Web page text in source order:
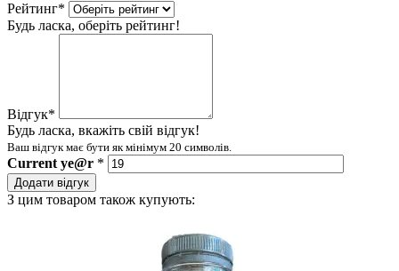
Рейтинг*
Будь ласка, оберіть рейтинг!
Відгук*
Будь ласка, вкажіть свій відгук!
Ваш відгук має бути як мінімум 20 символів.
Current ye@r *
Додати відгук
З цим товаром також купують: